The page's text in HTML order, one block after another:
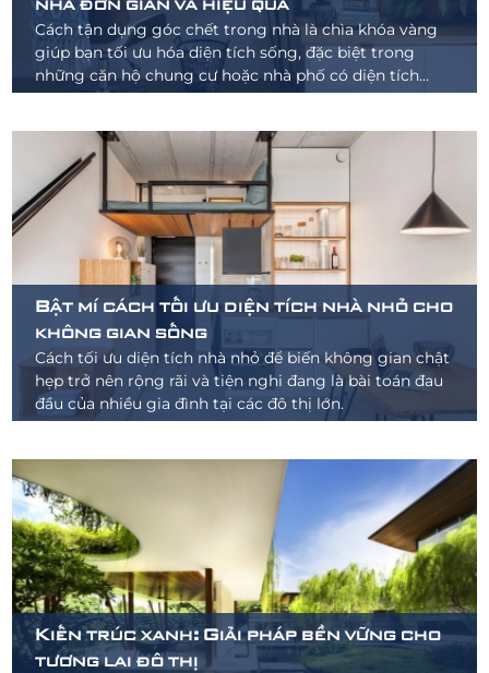
Cách tận dụng góc chết trong nhà là chìa khóa vàng
giúp bạn tối ưu hóa diện tích sống, đặc biệt trong
những căn hộ chung cư hoặc nhà phố có diện tích
khiêm tốn.
Bật mí cách tối ưu diện tích nhà nhỏ cho
không gian sống
Cách tối ưu diện tích nhà nhỏ để biến không gian chật
hẹp trở nên rộng rãi và tiện nghi đang là bài toán đau
đầu của nhiều gia đình tại các đô thị lớn.
Kiến trúc xanh: Giải pháp bền vững cho
tương lai đô thị